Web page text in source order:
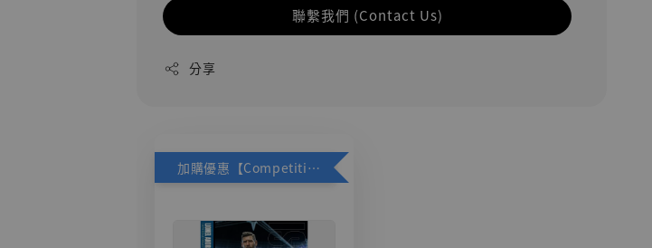
聯繫我們 (Contact Us)
分享
加購優惠【Competitive Toys 梅西 [CM001]】